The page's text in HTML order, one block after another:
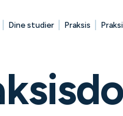
| Dine studier | Praksis |